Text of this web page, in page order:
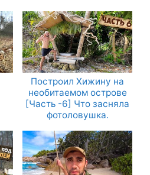
Построил Хижину на
необитаемом острове
[Часть -6] Что засняла
фотоловушка.